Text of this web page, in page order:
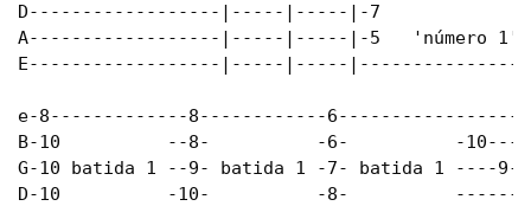
D------------------|-----|-----|-7
A------------------|-----|-----|-5   'número
E------------------|-----|-----
e-8-------------8------------
B-10          --8-          -6-          -
G-10 batida 1 --9- batida 1 -7- batida 1 ----9-
D-10          -10-          -8-